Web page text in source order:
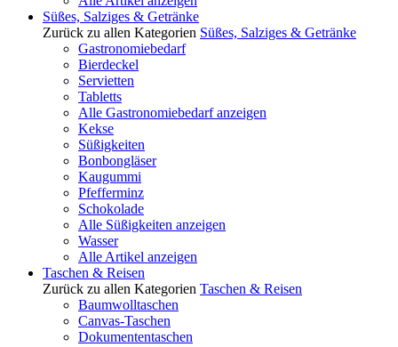
Süßes, Salziges & Getränke
Zurück zu allen Kategorien Süßes, Salziges & Getränke
Gastronomiebedarf
Bierdeckel
Servietten
Tabletts
Alle Gastronomiebedarf anzeigen
Kekse
Süßigkeiten
Bonbongläser
Kaugummi
Pfefferminz
Schokolade
Alle Süßigkeiten anzeigen
Wasser
Alle Artikel anzeigen
Taschen & Reisen
Zurück zu allen Kategorien Taschen & Reisen
Baumwolltaschen
Canvas-Taschen
Dokumententaschen